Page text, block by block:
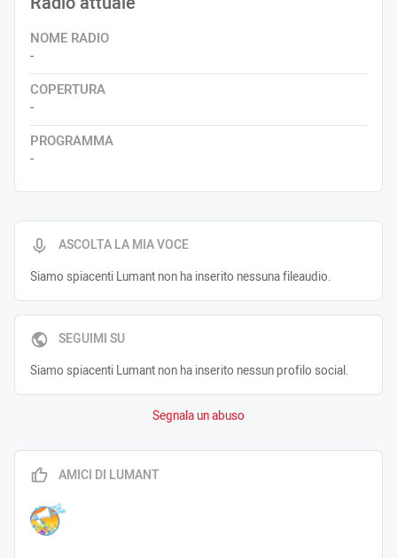
ASCOLTA LA MIA VOCE
Siamo spiacenti Lumant non ha inserito nessuna fileaudio.
SEGUIMI SU
Siamo spiacenti Lumant non ha inserito nessun profilo social.
Segnala un abuso
NOME RADIO
-
COPERTURA
-
PROGRAMMA
-
AMICI DI LUMANT